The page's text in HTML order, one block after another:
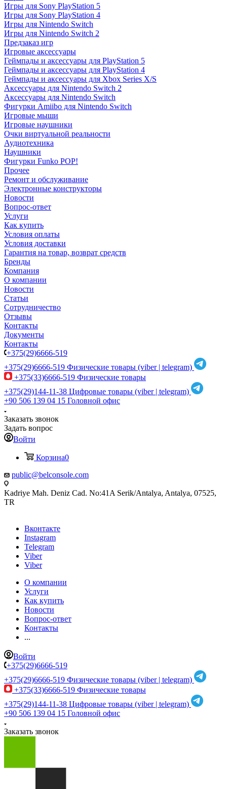
Игры для Sony PlayStation 5
Игры для Sony PlayStation 4
Игры для Nintendo Switch
Игры для Nintendo Switch 2
Предзаказ игр
Игровые аксессуары
Геймпады и аксессуары для PlayStation 5
Геймпады и аксессуары для PlayStation 4
Геймпады и аксессуары для Xbox Series X/S
Аксессуары для Nintendo Switch 2
Аксессуары для Nintendo Switch
Фигурки Amiibo для Nintendo Switch
Игровые мыши
Игровые наушники
Очки виртуальной реальности
Аудиотехника
Наушники
Фигурки Funko POP!
Прочее
Ремонт и обслуживание
Электронные конструкторы
Новости
Вопрос-ответ
Услуги
Как купить
Условия оплаты
Условия доставки
Гарантия на товар, возврат средств
Бренды
Компания
О компании
Новости
Статьи
Сотрудничество
Отзывы
Контакты
Документы
Контакты
+375(29)6666-519
+375(29)6666-519 Физические товары (viber | telegram)
+375(33)6666-519 Физические товары
+375(29)144-11-38 Цифровые товары (viber | telegram)
+90 506 139 04 15 Головной офис
Заказать звонок
Задать вопрос
Войти
Корзина0
public@belconsole.com
Kadriye Mah. Deniz Cad. No:41A Serik/Antalya, Antalya, 07525,
TR
Вконтакте
Instagram
Telegram
Viber
Viber
О компании
Услуги
Как купить
Новости
Вопрос-ответ
Контакты
...
Войти
+375(29)6666-519
+375(29)6666-519 Физические товары (viber | telegram)
+375(33)6666-519 Физические товары
+375(29)144-11-38 Цифровые товары (viber | telegram)
+90 506 139 04 15 Головной офис
Заказать звонок